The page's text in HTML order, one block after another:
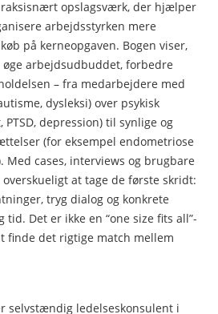
opslagsværk, der hjælper
arbejdsstyrken mere
på kerneopgaven. Bogen viser,
arbejdsudbuddet, forbedre
– fra medarbejdere med
dysleksi) over psykisk
depression) til synlige og
(for eksempel endometriose
cases, interviews og brugbare
at tage de første skridt:
tryg dialog og konkrete
Det er ikke en “one size fits all”-
finde det rigtige match mellem
selvstændig ledelseskonsulent i